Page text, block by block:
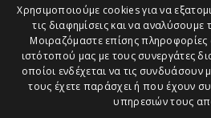
Χρησιμοποιούμε cookies για να
τις διαφημίσεις και να αναλύσουμε
Μοιραζόμαστε επίσης πληροφορίες
ιστότοπού μας με τους συνεργάτες
οποίοι ενδέχεται να τις συνδυάσουν
τους έχετε παράσχει ή που έχουν
υπηρεσιών τους